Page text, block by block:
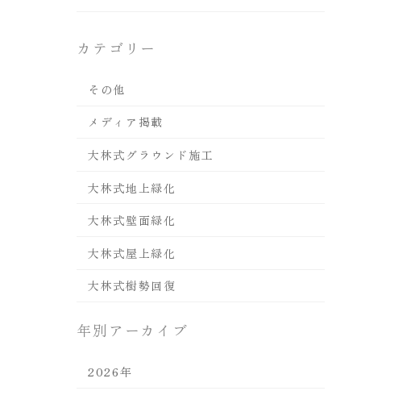
カテゴリー
その他
メディア掲載
大林式グラウンド施工
大林式地上緑化
大林式壁面緑化
大林式屋上緑化
大林式樹勢回復
年別アーカイブ
2026年